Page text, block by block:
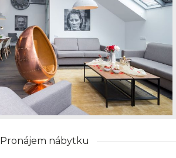
Pronájem nábytku